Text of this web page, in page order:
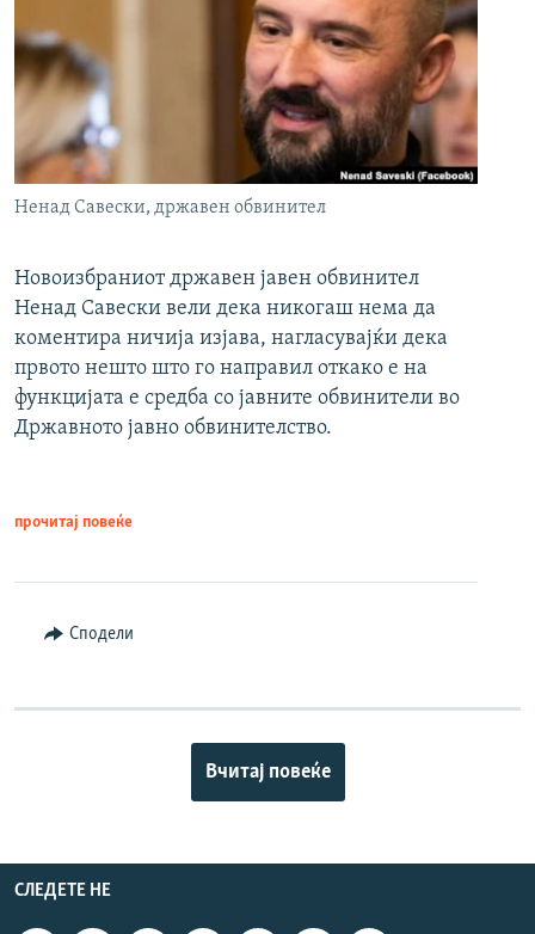
Ненад Савески, државен обвинител
Новоизбраниот државен јавен обвинител
Ненад Савески вели дека никогаш нема да
коментира ничија изјава, нагласувајќи дека
првото нешто што го направил откако е на
функцијата е средба со јавните обвинители во
Државното јавно обвинителство.
прочитај повеќе
Сподели
Вчитај повеќе
СЛЕДЕТЕ НЕ